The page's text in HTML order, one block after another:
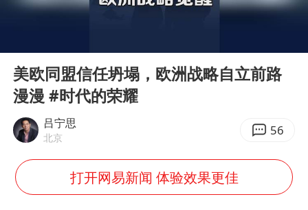
“不怕六爷挂得多 就怕六爷挂一颗”
全民健身事业高质量发展
WTT瑞典大满贯女单签表出炉
乐享全民健身 共筑健康中国
Play
美欧同盟信任坍塌，欧洲战略自立前路
漫漫 #时代的荣耀
吕宁思
北京 56
打开网易新闻 体验效果更佳